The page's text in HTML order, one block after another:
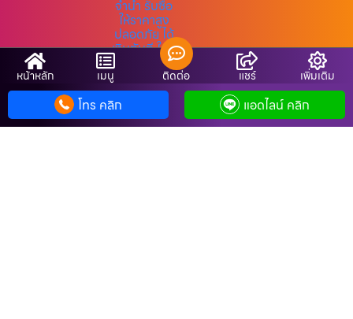
Copyright © รับจํานํามือถือ.com
SiteMap Cookie-Policy
หน้าหลัก เมนู ติดต่อ แชร์ เพิ่มเติม
โทร คลิก แอดไลน์ คลิก